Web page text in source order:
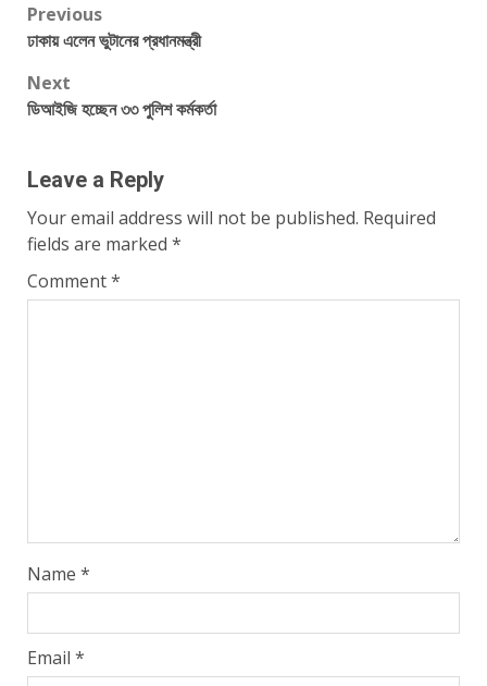
Post
navigation
Previous
ঢাকায় এলেন ভুটানের প্রধানমন্ত্রী
Next
ডিআইজি হচ্ছেন ৩৩ পুলিশ কর্মকর্তা
Leave a Reply
Your email address will not be published. Required
fields are marked *
Comment*
Name *
Email *